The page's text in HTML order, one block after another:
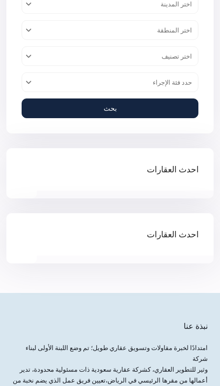
اختر المدينة
اختر المنطقة
اختر تصنيف
حدد فئة الإجراء
بحث
احدث العقارات
احدث العقارات
نبذة عنا
امتدادًا لخبرة مقاولات وتسويق عقاري طويل؛ تم وضع اللبنة الأولى لبناء
شركة
وثير للتطوير العقاري، كشركة عقارية سعودية ذات مسئولية محدودة، تدير
أعمالها من مقرها الرئيسي في الرياض،تعيين فريق عمل الذي يضم نخبة من